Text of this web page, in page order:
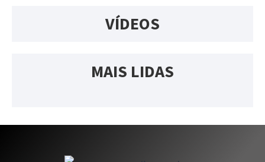
VÍDEOS
MAIS LIDAS